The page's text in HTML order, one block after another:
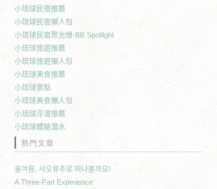
小琉球民宿推薦
小琉球民宿懶人包
小琉球民宿聚光燈-BB Spotlight
小琉球旅遊推薦
小琉球旅遊懶人包
小琉球美食推薦
小琉球景點
小琉球美食懶人包
小琉球浮潛推薦
小琉球體驗潛水
熱門文章
올여름, 샤오류추로 떠나볼까요!
A Three-Part Experience